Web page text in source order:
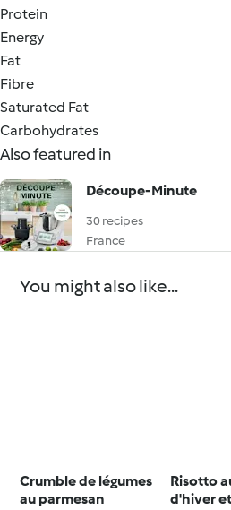
Protein
Energy
Fat
Fibre
Saturated Fat
Carbohydrates
Also featured in
Découpe-Minute
30 recipes
France
You might also like...
Crumble de légumes
au parmesan
Risotto
d'hiver